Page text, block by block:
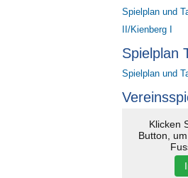
Spielplan und
II/Kienberg I
Spielplan
Spielplan und
Klicken
Button,